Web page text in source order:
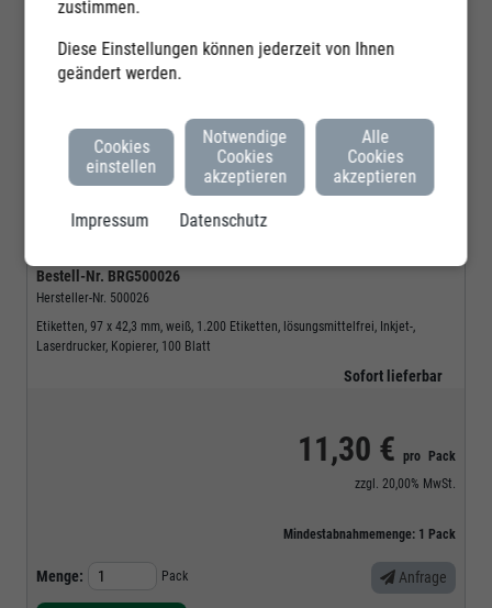
Bestell-Nr. BRG500026
Hersteller-Nr. 500026
Etiketten, 97 x 42,3 mm, weiß, 1.200 Etiketten, lösungsmittelfrei, Inkjet-,
Laserdrucker, Kopierer, 100 Blatt
Sofort lieferbar
11,30 € pro
Pack
zzgl. 20,00% MwSt.
Mindestabnahmemenge: 1 Pack
Menge: Pack Anfrage
zustimmen.
Diese Einstellungen können jederzeit von Ihnen
geändert werden.
Cookies
einstellen
Notwendige
Cookies
akzeptieren
Alle
Cookies
akzeptieren
Impressum Datenschutz